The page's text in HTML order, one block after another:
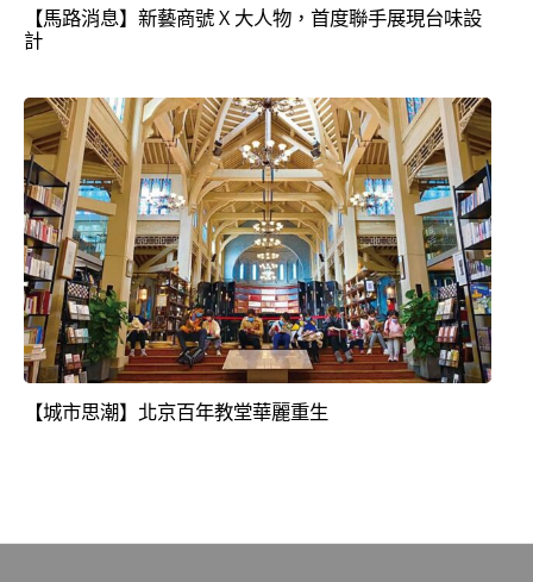
【馬路消息】新藝商號 X 大人物，首度聯手展現台味設
計
【城市思潮】北京百年教堂華麗重生